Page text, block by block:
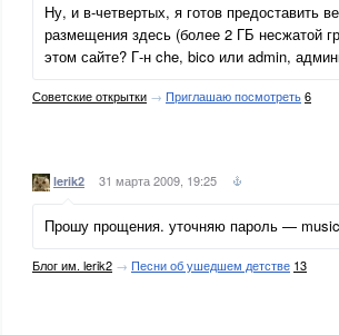
Ну, и в-четвертых, я готов предоставить
размещения здесь (более 2 ГБ несжатой
этом сайте? Г-н che, bico или admin,
Советские открытки → Приглашаю посмотреть6
lerik2 31 марта 2009, 19:25
Прошу прощения. уточняю пароль — music
Блог им. lerik2 → Песни об ушедшем детстве 13